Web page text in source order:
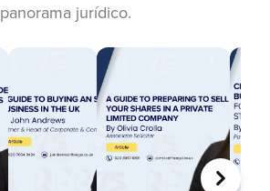
panorama jurídico.